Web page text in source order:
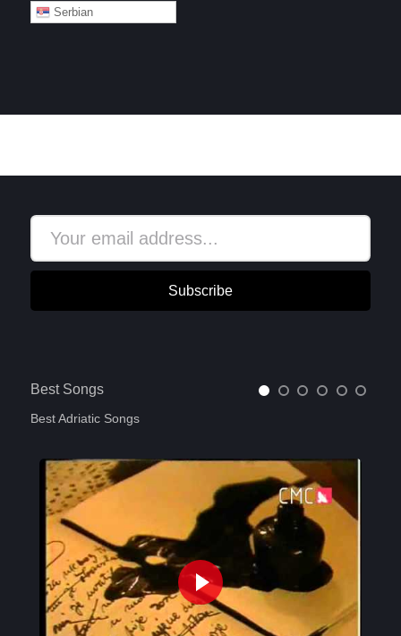
Serbian
Subscribe
Best Songs
Best Adriatic Songs